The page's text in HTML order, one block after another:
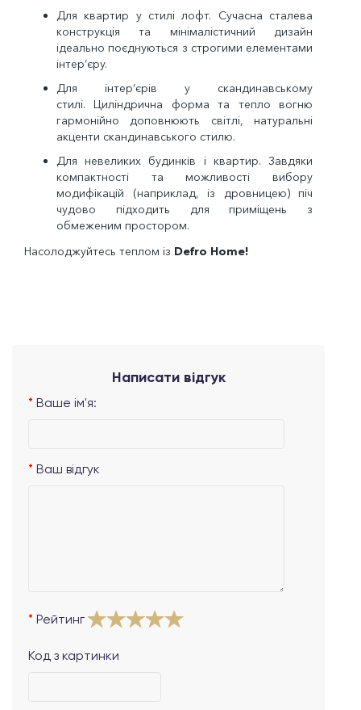
Для квартир у стилі лофт.
Сучасна сталева
конструкція та мінімалістичний дизайн
ідеально поєднуються з строгими елементами
інтер’єру.
Для інтер’єрів у скандинавському
стилі.
Циліндрична форма та тепло вогню
гармонійно доповнюють світлі, натуральні
акценти скандинавського стилю.
Для невеликих будинків і квартир. Завдяки
компактності та можливості вибору
модифікацій (наприклад, із дровницею) піч
чудово підходить для приміщень з
обмеженим простором.
Насолоджуйтесь теплом із Defro Home!
Написати відгук
Ваше ім'я:
Ваш відгук
Рейтинг
Код з картинки